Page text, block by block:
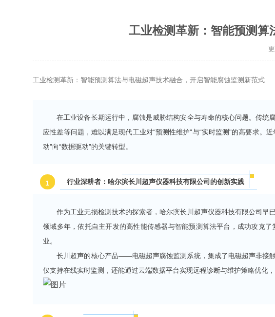
工业检测革新：智能预测算
工业检测革新：智能预测算法与电磁超声技术融合，开启智能腐蚀监测新范式
在工业设备长期运行中，腐蚀是威胁结构安全与寿命的核心问题。传
应性差等问题，难以满足现代工业对“预测性维护"与“实时监测"的高要求。
动"向“数据驱动"的关键转型。
1 行业深耕者：哈尔滨长川超声仪器科技有限公司的创新实践
作为工业无损检测技术的探索者，哈尔滨长川超声仪器科技有限公司
领域多年，依托自主开发的高性能传感器与智能预测算法平台，成功攻克
业。
长川超声的核心产品——电磁超声腐蚀监测系统，集成了电磁超声非接
仅支持在线实时监测，还能通过云端数据平台实现远程诊断与维护策略优化